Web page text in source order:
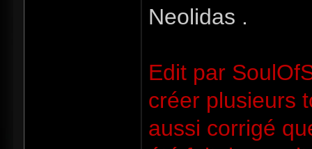
Neolidas .
Edit par
créer plusieurs
aussi corrigé